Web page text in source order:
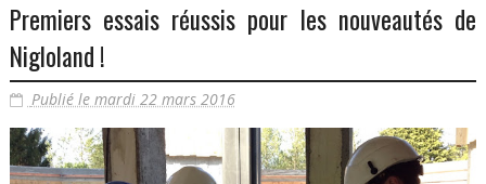
Premiers essais réussis pour les nouveautés de
Nigloland !
Publié le mardi 22 mars 2016